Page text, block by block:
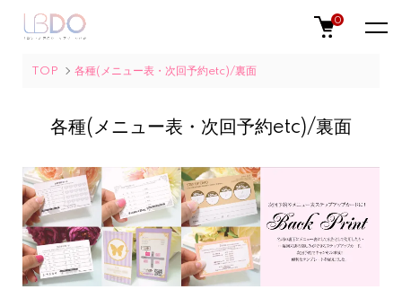
0
TOP 各種(メニュー表・次回予約etc)/裏面
各種(メニュー表・次回予約etc)/裏面